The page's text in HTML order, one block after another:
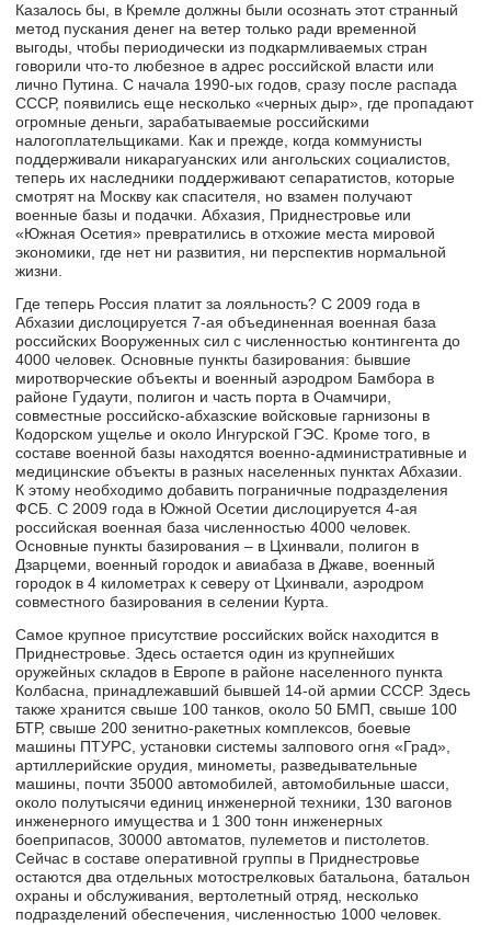
Казалось бы, в Кремле должны были осознать этот странный
метод пускания денег на ветер только ради временной
выгоды, чтобы периодически из подкармливаемых стран
говорили что-то любезное в адрес российской власти или
лично Путина. С начала 1990-ых годов, сразу после распада
СССР, появились еще несколько «черных дыр», где пропадают
огромные деньги, зарабатываемые российскими
налогоплательщиками. Как и прежде, когда коммунисты
поддерживали никарагуанских или ангольских социалистов,
теперь их наследники поддерживают сепаратистов, которые
смотрят на Москву как спасителя, но взамен получают
военные базы и подачки. Абхазия, Приднестровье или
«Южная Осетия» превратились в отхожие места мировой
экономики, где нет ни развития, ни перспектив нормальной
жизни.
Где теперь Россия платит за лояльность? С 2009 года в
Абхазии дислоцируется 7-ая объединенная военная база
российских Вооруженных сил с численностью контингента до
4000 человек. Основные пункты базирования: бывшие
миротворческие объекты и военный аэродром Бамбора в
районе Гудаути, полигон и часть порта в Очамчири,
совместные российско-абхазские войсковые гарнизоны в
Кодорском ущелье и около Ингурской ГЭС. Кроме того, в
составе военной базы находятся военно-административные и
медицинские объекты в разных населенных пунктах Абхазии.
К этому необходимо добавить пограничные подразделения
ФСБ. С 2009 года в Южной Осетии дислоцируется 4-ая
российская военная база численностью 4000 человек.
Основные пункты базирования – в Цхинвали, полигон в
Дзарцеми, военный городок и авиабаза в Джаве, военный
городок в 4 километрах к северу от Цхинвали, аэродром
совместного базирования в селении Курта.
Самое крупное присутствие российских войск находится в
Приднестровье. Здесь остается один из крупнейших
оружейных складов в Европе в районе населенного пункта
Колбасна, принадлежавший бывшей 14-ой армии СССР. Здесь
также хранится свыше 100 танков, около 50 БМП, свыше 100
БТР, свыше 200 зенитно-ракетных комплексов, боевые
машины ПТУРС, установки системы залпового огня «Град»,
артиллерийские орудия, минометы, разведывательные
машины, почти 35000 автомобилей, автомобильные шасси,
около полутысячи единиц инженерной техники, 130 вагонов
инженерного имущества и 1 300 тонн инженерных
боеприпасов, 30000 автоматов, пулеметов и пистолетов.
Сейчас в составе оперативной группы в Приднестровье
остаются два отдельных мотострелковых батальона, батальон
охраны и обслуживания, вертолетный отряд, несколько
подразделений обеспечения, численностью 1000 человек.